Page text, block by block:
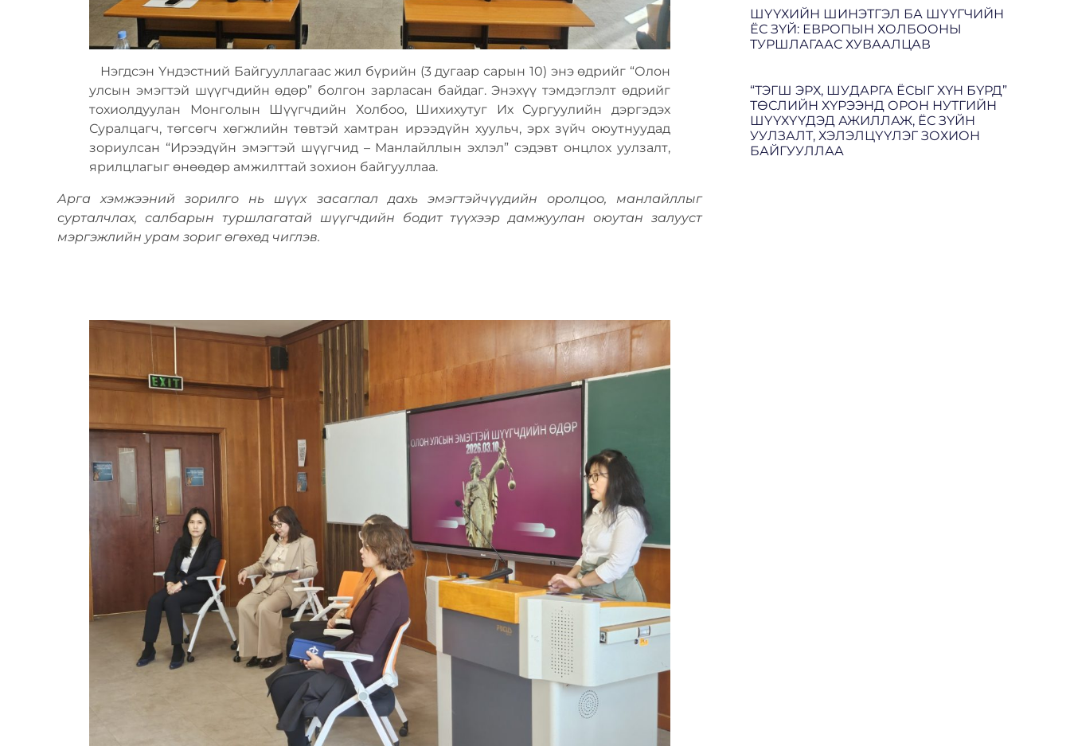
Нэгдсэн Үндэстний Байгууллагаас жил бүрийн (3 дугаар сарын 10) энэ өдрийг “Олон
улсын эмэгтэй шүүгчдийн өдөр” болгон зарласан байдаг. Энэхүү тэмдэглэлт өдрийг
тохиолдуулан Монголын Шүүгчдийн Холбоо, Шихихутуг Их Сургуулийн дэргэдэх
Суралцагч, төгсөгч хөгжлийн төвтэй хамтран ирээдүйн хуульч, эрх зүйч оюутнуудад
зориулсан “Ирээдүйн эмэгтэй шүүгчид – Манлайллын эхлэл” сэдэвт онцлох уулзалт,
ярилцлагыг өнөөдөр амжилттай зохион байгууллаа.
Арга хэмжээний зорилго нь шүүх засаглал дахь эмэгтэйчүүдийн оролцоо, манлайллыг
сурталчлах, салбарын туршлагатай шүүгчдийн бодит түүхээр дамжуулан оюутан залууст
мэргэжлийн урам зориг өгөхөд чиглэв.
ШҮҮХИЙН ШИНЭТГЭЛ БА ШҮҮГЧИЙН
ЁС ЗҮЙ: ЕВРОПЫН ХОЛБООНЫ
ТУРШЛАГААС ХУВААЛЦАВ
“ТЭГШ ЭРХ, ШУДАРГА ЁСЫГ ХҮН БҮРД”
ТӨСЛИЙН ХҮРЭЭНД ОРОН НУТГИЙН
ШҮҮХҮҮДЭД АЖИЛЛАЖ, ЁС ЗҮЙН
УУЛЗАЛТ, ХЭЛЭЛЦҮҮЛЭГ ЗОХИОН
БАЙГУУЛЛАА